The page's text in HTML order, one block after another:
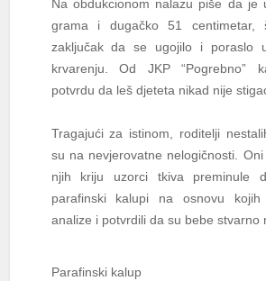
Na obdukcionom nalazu piše da je
grama i dugačko 51 centimetar,
zaključak da se ugojilo i poraslo
krvarenju. Od JKP “Pogrebno”
potvrdu da leš djeteta nikad nije
Tragajući za istinom, roditelji
su na nevjerovatne nelogičnosti.
njih kriju uzorci tkiva preminule
parafinski kalupi na osnovu
analize i potvrdili da su bebe stvarno
Parafinski kalup